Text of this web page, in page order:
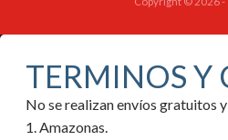
TERMINOS Y
No se realizan envíos gratuitos
1. Amazonas.